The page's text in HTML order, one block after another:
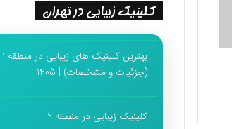
کلینیک زیبایی در تهران
(جزئیات و مشخصات) | 1405
کلینیک زیبایی در منطقه 2